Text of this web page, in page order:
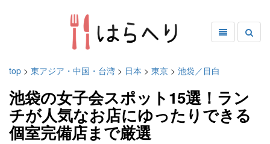
top > 東アジア・中国・台湾 > 日本 > 東京 > 池袋／目白
池袋の女子会スポット15選！ラン
チが人気なお店にゆったりできる
個室完備店まで厳選